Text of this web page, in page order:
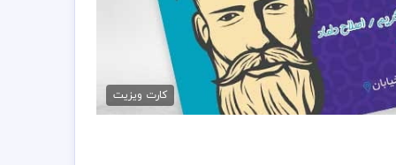
ویزیت پیرایش مردانه
کارت ویزیت